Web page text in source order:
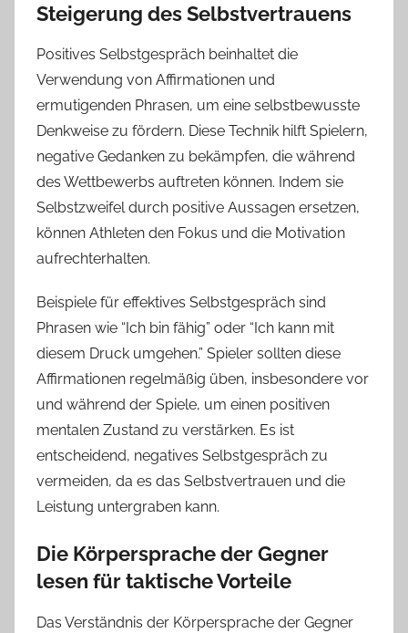
Steigerung des Selbstvertrauens
Positives Selbstgespräch beinhaltet die
Verwendung von Affirmationen und
ermutigenden Phrasen, um eine selbstbewusste
Denkweise zu fördern. Diese Technik hilft Spielern,
negative Gedanken zu bekämpfen, die während
des Wettbewerbs auftreten können. Indem sie
Selbstzweifel durch positive Aussagen ersetzen,
können Athleten den Fokus und die Motivation
aufrechterhalten.
Beispiele für effektives Selbstgespräch sind
Phrasen wie “Ich bin fähig” oder “Ich kann mit
diesem Druck umgehen.” Spieler sollten diese
Affirmationen regelmäßig üben, insbesondere vor
und während der Spiele, um einen positiven
mentalen Zustand zu verstärken. Es ist
entscheidend, negatives Selbstgespräch zu
vermeiden, da es das Selbstvertrauen und die
Leistung untergraben kann.
Die Körpersprache der Gegner
lesen für taktische Vorteile
Das Verständnis der Körpersprache der Gegner